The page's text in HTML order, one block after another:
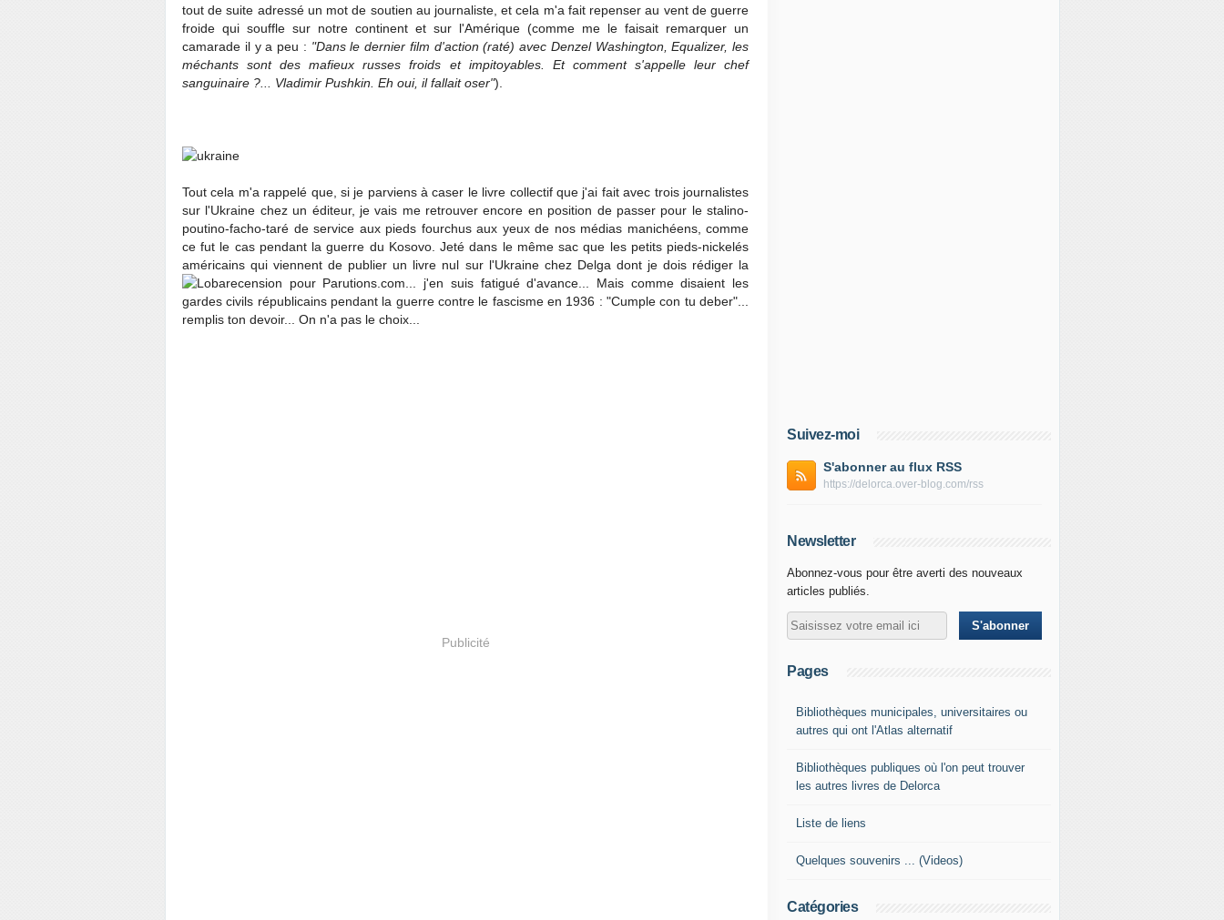
tout de suite adressé un mot de soutien au journaliste, et cela m'a fait repenser au vent de guerre
froide qui souffle sur notre continent et sur l'Amérique (comme me le faisait remarquer un
camarade il y a peu : "Dans le dernier film d'action (raté) avec Denzel Washington, Equalizer, les
méchants sont des mafieux russes froids et impitoyables. Et comment s'appelle leur chef
sanguinaire ?... Vladimir Pushkin. Eh oui, il fallait oser").
Tout cela m'a rappelé que, si je parviens à caser le livre collectif que j'ai fait avec trois journalistes
sur l'Ukraine chez un éditeur, je vais me retrouver encore en position de passer pour le stalino-
poutino-facho-taré de service aux pieds fourchus aux yeux de nos médias manichéens, comme
ce fut le cas pendant la guerre du Kosovo. Jeté dans le même sac que les petits pieds-nickelés
américains qui viennent de publier un livre nul sur l'Ukraine chez Delga dont je dois rédiger la
recension pour Parutions.com... j'en suis fatigué d'avance... Mais comme disaient les
gardes civils républicains pendant la guerre contre le fascisme en 1936 : "Cumple con tu deber"...
remplis ton devoir... On n'a pas le choix...
Publicité
Suivez-moi
S'abonner au flux RSS
https://delorca.over-blog.com/rss
Newsletter
Abonnez-vous pour être averti des nouveaux
articles publiés.
Pages
Bibliothèques municipales, universitaires ou
autres qui ont l'Atlas alternatif
Bibliothèques publiques où l'on peut trouver
les autres livres de Delorca
Liste de liens
Quelques souvenirs ... (Videos)
Catégories